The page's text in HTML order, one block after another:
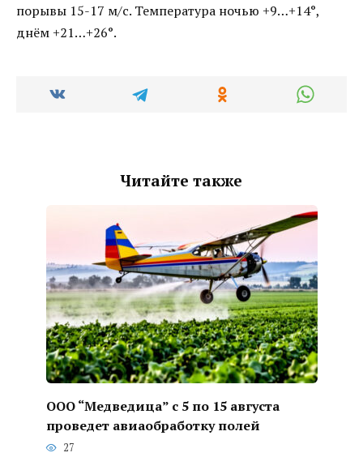
порывы 15-17 м/с. Температура ночью +9…+14°,
днём +21…+26°.
Читайте также
ООО “Медведица” с 5 по 15 августа
проведет авиаобработку полей
27